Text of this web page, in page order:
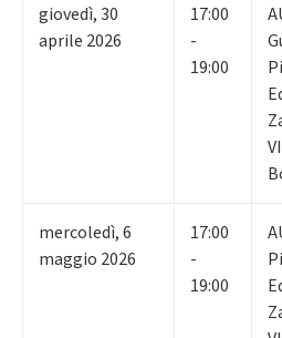
giovedì,30
aprile 2026
17:00
-
19:00
mercoledì,6
maggio 2026
17:00
-
19:00